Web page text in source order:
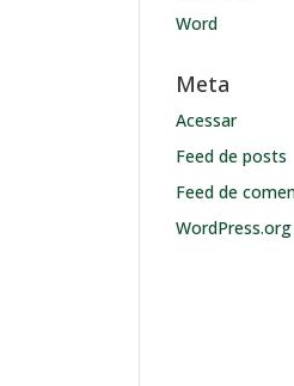
Word
Meta
Acessar
Feed de posts
Feed de
WordPress.org